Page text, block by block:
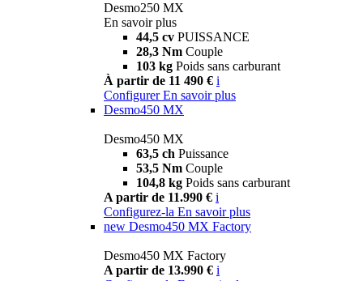
Desmo250 MX
En savoir plus
44,5 cv PUISSANCE
28,3 Nm Couple
103 kg Poids sans carburant
À partir de 11 490 € i
Configurer En savoir plus
Desmo450 MX
Desmo450 MX
63,5 ch Puissance
53,5 Nm Couple
104,8 kg Poids sans carburant
A partir de 11.990 € i
Configurez-la En savoir plus
new Desmo450 MX Factory
Desmo450 MX Factory
A partir de 13.990 € i